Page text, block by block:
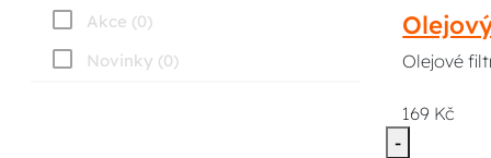
Akce (0)
Novinky (0)
Olejové
169 Kč
-